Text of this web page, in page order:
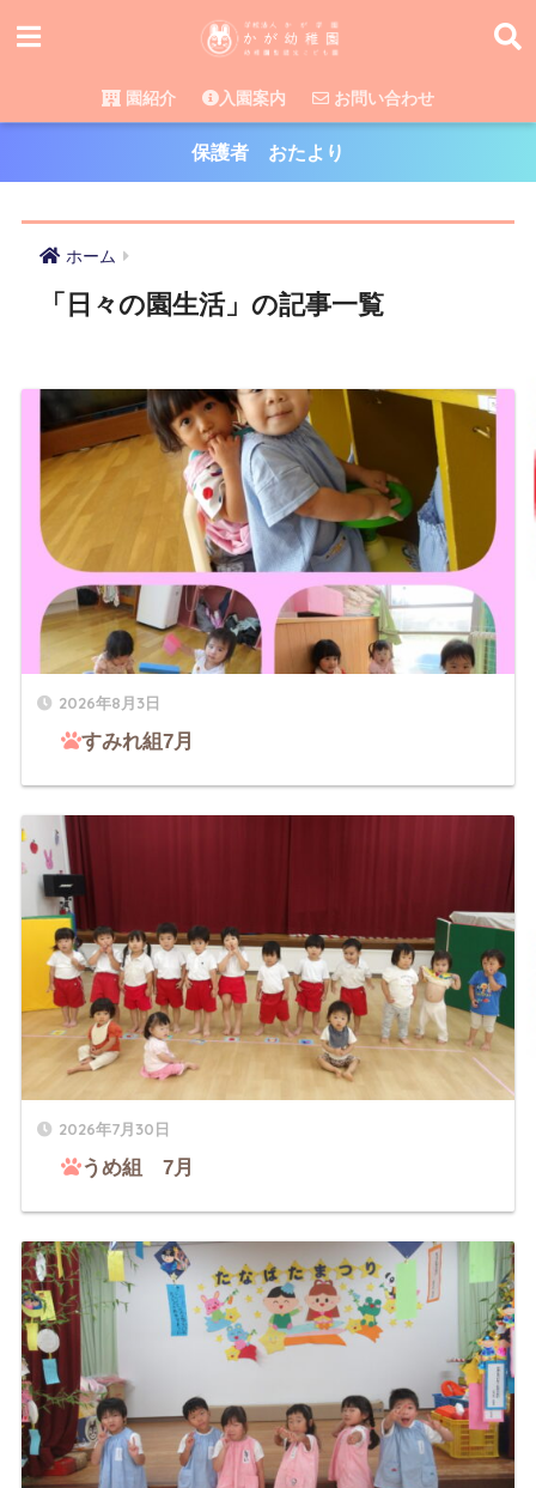
園紹介 入園案内 お問い合わせ
保護者 おたより
ホーム
「日々の園生活」の記事一覧
2026年8月3日
すみれ組7月
2026年7月30日
うめ組 7月